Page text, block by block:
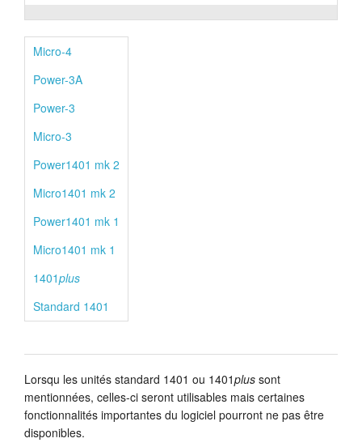
Micro-4
Power-3A
Power-3
Micro-3
Power1401 mk 2
Micro1401 mk 2
Power1401 mk 1
Micro1401 mk 1
1401plus
Standard 1401
Lorsqu les unités standard 1401 ou 1401plus sont
mentionnées, celles-ci seront utilisables mais certaines
fonctionnalités importantes du logiciel pourront ne pas être
disponibles.